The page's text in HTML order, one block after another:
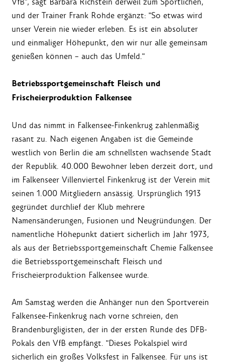
und der Trainer Frank Rohde ergänzt: "So etwas wird
unser Verein nie wieder erleben. Es ist ein absoluter
und einmaliger Höhepunkt, den wir nur alle gemeinsam
genießen können – auch das Umfeld."
Betriebssportgemeinschaft Fleisch und
Frischeierproduktion Falkensee
Und das nimmt in Falkensee-Finkenkrug zahlenmäßig
rasant zu. Nach eigenen Angaben ist die Gemeinde
westlich von Berlin die am schnellsten wachsende Stadt
der Republik. 40.000 Bewohner leben derzeit dort, und
im Falkenseer Villenviertel Finkenkrug ist der Verein mit
seinen 1.000 Mitgliedern ansässig. Ursprünglich 1913
gegründet durchlief der Klub mehrere
Namensänderungen, Fusionen und Neugründungen. Der
namentliche Höhepunkt datiert sicherlich im Jahr 1973,
als aus der Betriebssportgemeinschaft Chemie Falkensee
die Betriebssportgemeinschaft Fleisch und
Frischeierproduktion Falkensee wurde.
Am Samstag werden die Anhänger nun den Sportverein
Falkensee-Finkenkrug nach vorne schreien, den
Brandenburgligisten, der in der ersten Runde des DFB-
Pokals den VfB empfängt. "Dieses Pokalspiel wird
sicherlich ein großes Volksfest in Falkensee. Für uns ist